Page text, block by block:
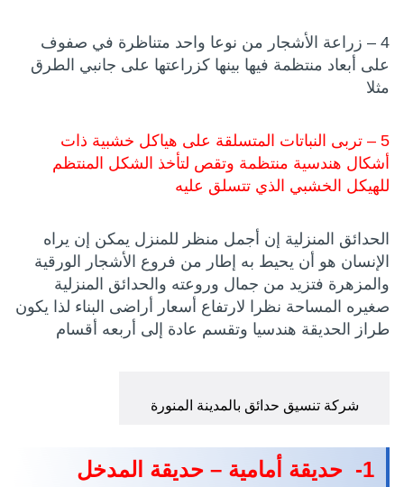
4 – زراعة الأشجار من نوعا واحد متناظرة في صفوف
على أبعاد منتظمة فيها بينها كزراعتها على جانبي الطرق
مثلا
5 – تربى النباتات المتسلقة على هياكل خشبية ذات
أشكال هندسية منتظمة وتقص لتأخذ الشكل المنتظم
للهيكل الخشبي الذي تتسلق عليه
الحدائق المنزلية إن أجمل منظر للمنزل يمكن إن يراه
الإنسان هو أن يحيط به إطار من فروع الأشجار الورقية
والمزهرة فتزيد من جمال وروعته والحدائق المنزلية
صغيره المساحة نظرا لارتفاع أسعار أراضى البناء لذا يكون
طراز الحديقة هندسيا وتقسم عادة إلى أربعه أقسام
شركة تنسيق حدائق بالمدينة المنورة
1- حديقة أمامية – حديقة المدخل